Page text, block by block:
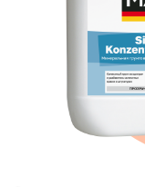
Экологичная
высочайшего
людей, склонных к